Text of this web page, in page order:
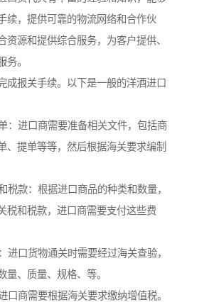
续，提供可靠的物流网络和合作伙
资源和提供综合服务，为客户提供、
务。
成报关手续。以下是一般的洋酒进口
：进口商需要准备相关文件，包括商
、提单等等，然后根据海关要求编制
税款：根据进口商品的种类和数量，
税和税款，进口商需要支付这些费
进口货物通关时需要经过海关查验，
量、质量、规格、等。
口商需要根据海关要求缴纳增值税。